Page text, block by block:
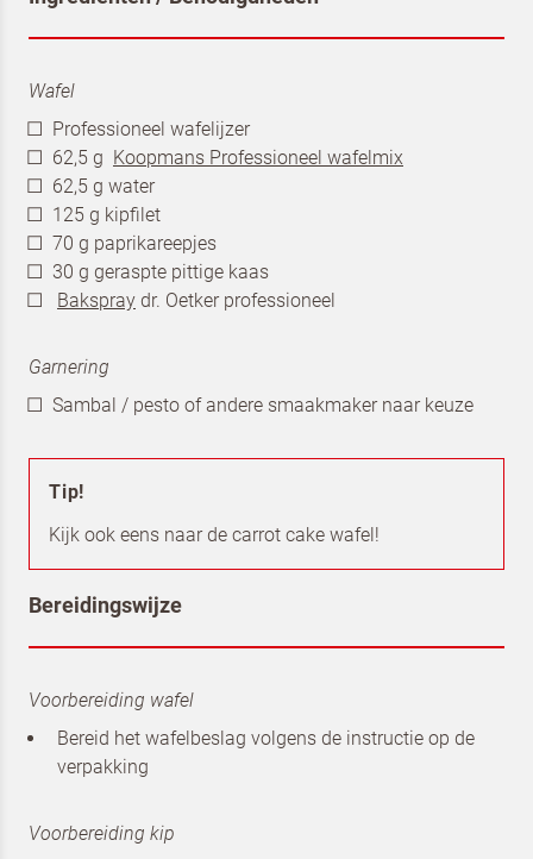
Wafel
Professioneel wafelijzer
62,5 g Koopmans Professioneel wafelmix
62,5 g water
125 g kipfilet
70 g paprikareepjes
30 g geraspte pittige kaas
Bakspray dr. Oetker professioneel
Garnering
Sambal / pesto of andere smaakmaker naar keuze
Tip!
Kijk ook eens naar de carrot cake wafel!
Bereidingswijze
Voorbereiding wafel
Bereid het wafelbeslag volgens de instructie op de
verpakking
Voorbereiding kip
Terugbelverzoek
van Dr. Oetker Professional en
Koopmans Professioneel